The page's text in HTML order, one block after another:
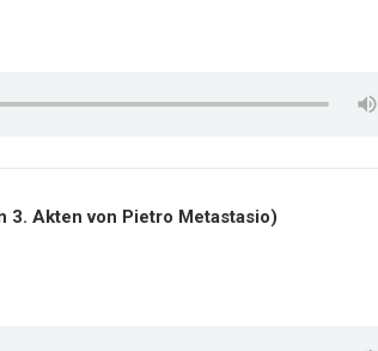
3. Akten von Pietro Metastasio)